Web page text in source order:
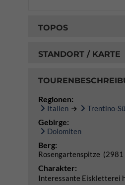
TOPOS
STANDORT / KARTE
Regionen:
Italien Trentino-
Gebirge:
Dolomiten
Berg:
Rosengartenspitze (2981
Charakter:
Interessante Eiskletterei